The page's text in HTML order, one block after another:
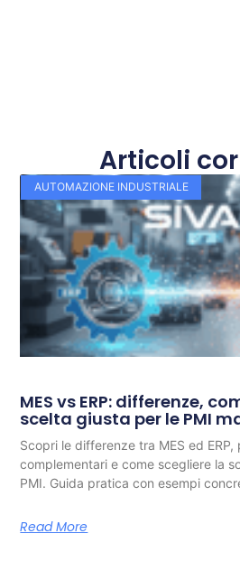
Articoli
AUTOMAZIONE INDUSTRIALE
MES vs ERP: differenze,
scelta giusta per le PMI
Scopri le differenze tra MES ed ERP,
complementari e come scegliere la
PMI. Guida pratica con esempi
Read More